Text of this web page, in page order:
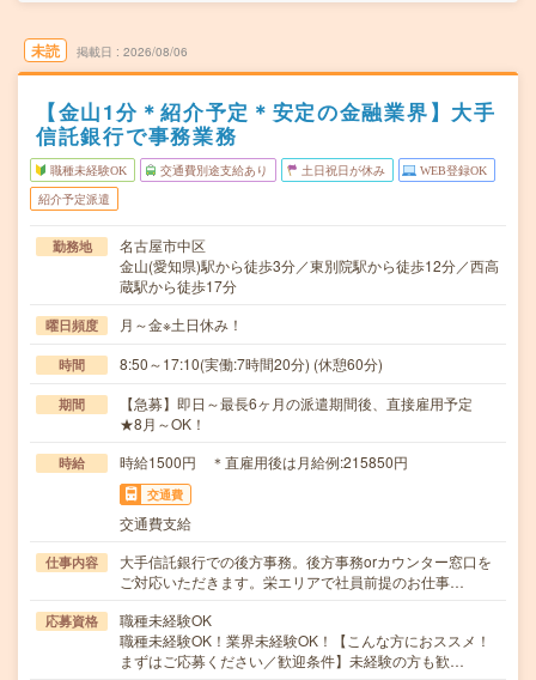
未読 掲載日 2026/08/06
【金山1分＊紹介予定＊安定の金融業界】大手
信託銀行で事務業務
職種未経験OK 交通費別途支給あり 土日祝日が休み WEB登録OK
紹介予定派遣
勤務地
名古屋市中区
金山(愛知県)駅から徒歩3分／東別院駅から徒歩12分／西高
蔵駅から徒歩17分
曜日頻度 月～金※土日休み！
時間 8:50～17:10(実働:7時間20分) (休憩60分)
期間
【急募】即日～最長6ヶ月の派遣期間後、直接雇用予定
★8月～OK！
時給 時給1500円 ＊直雇用後は月給例:215850円
交通費
交通費支給
仕事内容
大手信託銀行での後方事務。後方事務orカウンター窓口を
ご対応いただきます。栄エリアで社員前提のお仕事…
応募資格
職種未経験OK
職種未経験OK！業界未経験OK！【こんな方におススメ！
まずはご応募ください／歓迎条件】未経験の方も歓…